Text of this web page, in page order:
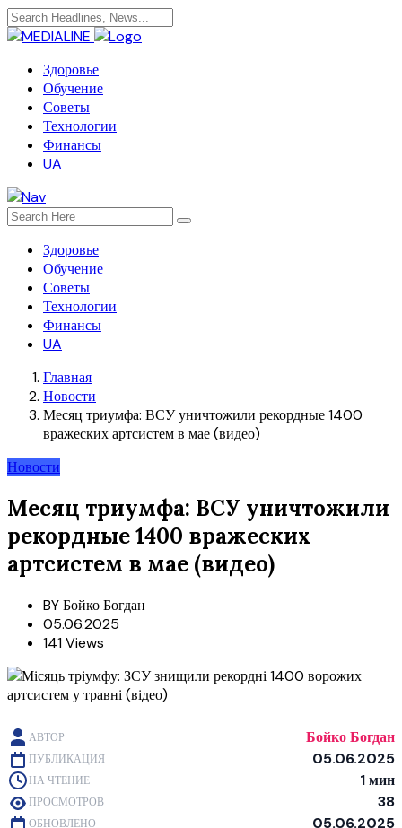
Здоровье
Обучение
Советы
Технологии
Финансы
UA
Здоровье
Обучение
Советы
Технологии
Финансы
UA
Главная
Новости
Месяц триумфа: ВСУ уничтожили рекордные 1400
вражеских артсистем в мае (видео)
Новости
Месяц триумфа: ВСУ уничтожили
рекордные 1400 вражеских
артсистем в мае (видео)
BYБойко Богдан
05.06.2025
141 Views
АВТОР Бойко Богдан
ПУБЛИКАЦИЯ 05.06.2025
НА ЧТЕНИЕ 1 мин
ПРОСМОТРОВ 38
ОБНОВЛЕНО 05.06.2025